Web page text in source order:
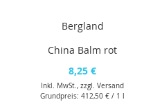
Bergland
China Balm rot
8,25 €
Inkl. MwSt., zzgl.Versand
Grundpreis: 412,50 € / 1 l